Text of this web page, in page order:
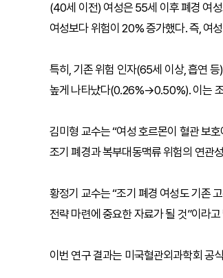
(40세 이전) 여성은 55세 이후 폐경 여
여성보다 위험이 20% 증가했다. 즉, 여
특히, 기존 위험 인자(65세 이상, 흡연
높게 나타났다(0.26%→0.50%). 이는
김미형 교수는 “여성 호르몬이 혈관 보
조기 폐경과 복부대동맥류 위험의 연관
황정기 교수는 “조기 폐경 여성도 기존
전략 마련에 중요한 자료가 될 것”이라
이번 연구 결과는 미국혈관외과학회 공